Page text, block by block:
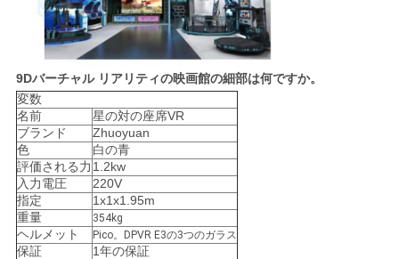
9Dバーチャル リアリティの映画館の細部は何ですか。
変数
名前
星の対の座席VR
ブランド
Zhuoyuan
色
白の青
評価される力 1.2kw
入力電圧
220V
指定
1x1x1.95m
重量
354kg
ヘルメット Pico。DPVR E3の3つのガラス
保証
1年の保証